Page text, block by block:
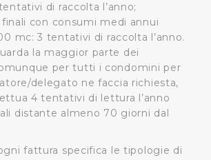
di raccolta l’anno;
con consumi medi annui
mc: 3 tentativi di raccolta l’anno.
la maggior parte dei
per tutti i condomini per
delegato ne faccia richiesta,
4 tentativi di lettura l’anno
distante almeno 70 giorni dal
fattura specifica le tipologie di